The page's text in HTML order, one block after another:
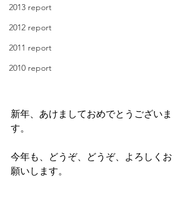
2013 report
2012 report
2011 report
2010 report
新年、あけましておめでとうございま
す。
今年も、どうぞ、どうぞ、よろしくお
願いします。